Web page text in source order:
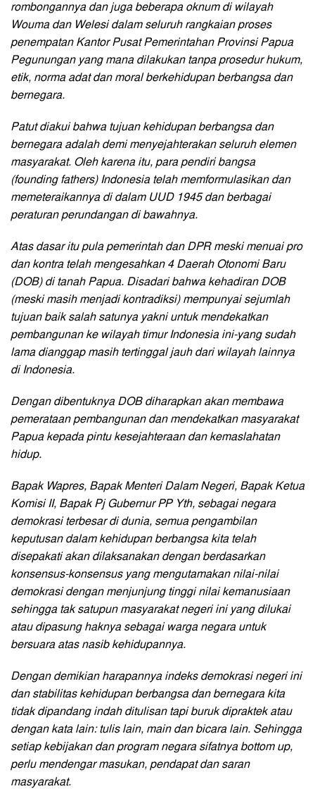
rombongannya dan juga beberapa oknum di wilayah
Wouma dan Welesi dalam seluruh rangkaian proses
penempatan Kantor Pusat Pemerintahan Provinsi Papua
Pegunungan yang mana dilakukan tanpa prosedur hukum,
etik, norma adat dan moral berkehidupan berbangsa dan
bernegara.
Patut diakui bahwa tujuan kehidupan berbangsa dan
bernegara adalah demi menyejahterakan seluruh elemen
masyarakat. Oleh karena itu, para pendiri bangsa
(founding fathers) Indonesia telah memformulasikan dan
memeteraikannya di dalam UUD 1945 dan berbagai
peraturan perundangan di bawahnya.
Atas dasar itu pula pemerintah dan DPR meski menuai pro
dan kontra telah mengesahkan 4 Daerah Otonomi Baru
(DOB) di tanah Papua. Disadari bahwa kehadiran DOB
(meski masih menjadi kontradiksi) mempunyai sejumlah
tujuan baik salah satunya yakni untuk mendekatkan
pembangunan ke wilayah timur Indonesia ini-yang sudah
lama dianggap masih tertinggal jauh dari wilayah lainnya
di Indonesia.
Dengan dibentuknya DOB diharapkan akan membawa
pemerataan pembangunan dan mendekatkan masyarakat
Papua kepada pintu kesejahteraan dan kemaslahatan
hidup.
Bapak Wapres, Bapak Menteri Dalam Negeri, Bapak Ketua
Komisi II, Bapak Pj Gubernur PP Yth, sebagai negara
demokrasi terbesar di dunia, semua pengambilan
keputusan dalam kehidupan berbangsa kita telah
disepakati akan dilaksanakan dengan berdasarkan
konsensus-konsensus yang mengutamakan nilai-nilai
demokrasi dengan menjunjung tinggi nilai kemanusiaan
sehingga tak satupun masyarakat negeri ini yang dilukai
atau dipasung haknya sebagai warga negara untuk
bersuara atas nasib kehidupannya.
Dengan demikian harapannya indeks demokrasi negeri ini
dan stabilitas kehidupan berbangsa dan bernegara kita
tidak dipandang indah ditulisan tapi buruk dipraktek atau
dengan kata lain: tulis lain, main dan bicara lain. Sehingga
setiap kebijakan dan program negara sifatnya bottom up,
perlu mendengar masukan, pendapat dan saran
masyarakat.